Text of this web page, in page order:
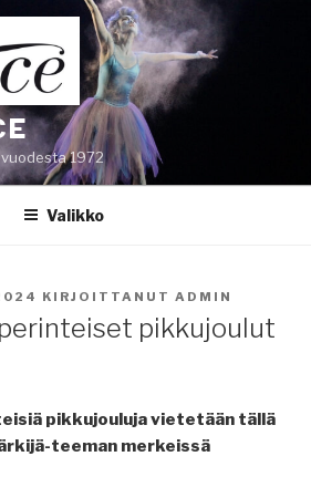
1972
Valikko
KIRJOITTANUT ADMIN
pikkujoulut
pikkujouluja vietetään tällä
teeman merkeissä